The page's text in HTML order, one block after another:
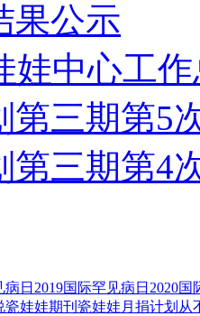
果公示
娃中心工
第三期第5
第三期第4
病日 2019国际罕见病日 2020国
瓷娃娃期刊 瓷娃娃月捐计划 从